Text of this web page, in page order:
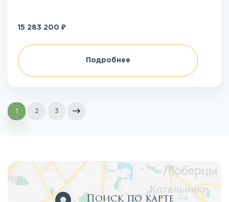
15 283 200 ₽
Подробнее
1 2 3
Поиск по карте